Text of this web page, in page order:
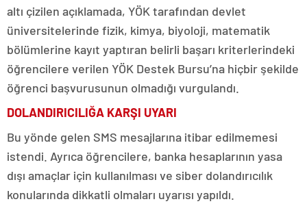
altı çizilen açıklamada, YÖK tarafından devlet
üniversitelerinde fizik, kimya, biyoloji, matematik
bölümlerine kayıt yaptıran belirli başarı kriterlerindeki
öğrencilere verilen YÖK Destek Bursu’na hiçbir şekilde
öğrenci başvurusunun olmadığı vurgulandı.
DOLANDIRICILIĞA KARŞI UYARI
Bu yönde gelen SMS mesajlarına itibar edilmemesi
istendi. Ayrıca öğrencilere, banka hesaplarının yasa
dışı amaçlar için kullanılması ve siber dolandırıcılık
konularında dikkatli olmaları uyarısı yapıldı.